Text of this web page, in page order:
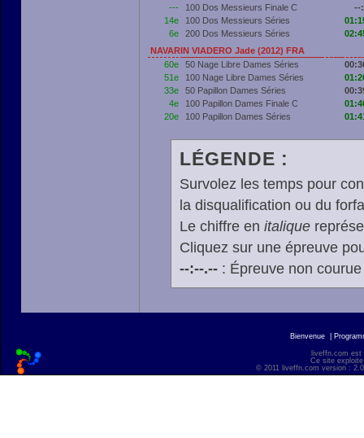
---
100 Dos Messieurs Finale C
--
14e
100 Dos Messieurs Séries
6e
200 Dos Messieurs Séries
NAVARIN VIADERO Jade (2012) FRA
60e
50 Nage Libre Dames Séries
51e
100 Nage Libre Dames Séries
33e
50 Papillon Dames Séries
4e
100 Papillon Dames Finale C
20e
100 Papillon Dames Séries
LÉGENDE :
Survolez les temps pour
la disqualification ou du
Le chiffre en italique
Cliquez sur une épreuve
--:--.--: Épreuve non
Bienvenue
liveffn.com est
Ce site
© 2011 liveffn.com version :